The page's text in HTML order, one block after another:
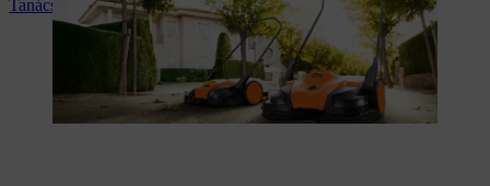
Tanácsadás és termékismertetés